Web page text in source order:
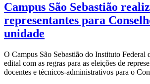
Campus São Sebastião
representantes para
unidade
O Campus São Sebastião do Instituto Federal
edital com as regras para as eleições de
docentes e técnicos-administrativos para o